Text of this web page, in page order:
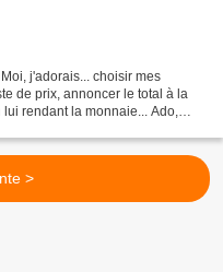
j'adorais... choisir mes
de prix, annoncer le total à la
rendant la monnaie... Ado,
>